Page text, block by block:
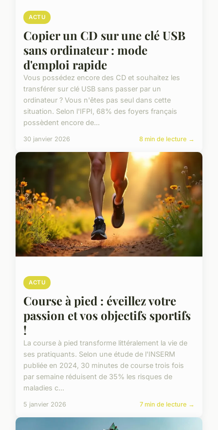
ACTU
Copier un CD sur une clé USB
sans ordinateur : mode
d'emploi rapide
Vous possédez encore des CD et souhaitez les
transférer sur clé USB sans passer par un
ordinateur ? Vous n'êtes pas seul dans cette
situation. Selon l'IFPI, 68% des foyers français
possèdent encore de...
30 janvier 2026 8 min de lecture →
ACTU
Course à pied : éveillez votre
passion et vos objectifs sportifs
!
La course à pied transforme littéralement la vie de
ses pratiquants. Selon une étude de l'INSERM
publiée en 2024, 30 minutes de course trois fois
par semaine réduisent de 35% les risques de
maladies c...
5 janvier 2026 7 min de lecture →